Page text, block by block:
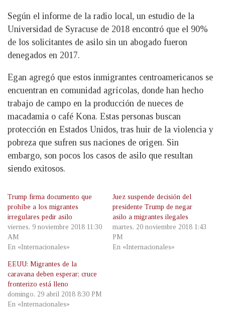
Según el informe de la radio local, un estudio de la
Universidad de Syracuse de 2018 encontró que el 90%
de los solicitantes de asilo sin un abogado fueron
denegados en 2017.
Egan agregó que estos inmigrantes centroamericanos se
encuentran en comunidad agrícolas, donde han hecho
trabajo de campo en la producción de nueces de
macadamia o café Kona. Estas personas buscan
protección en Estados Unidos, tras huir de la violencia y
pobreza que sufren sus naciones de origen. Sin
embargo, son pocos los casos de asilo que resultan
siendo exitosos.
Trump firma documento que
prohíbe a los migrantes
irregulares pedir asilo
viernes, 9 noviembre 2018 11:30
AM
En «Internacionales»
Juez suspende decisión del
presidente Trump de negar
asilo a migrantes ilegales
martes, 20 noviembre 2018 1:43
PM
En «Internacionales»
EEUU: Migrantes de la
caravana deben esperar; cruce
fronterizo está lleno
domingo, 29 abril 2018 8:30 PM
En «Internacionales»